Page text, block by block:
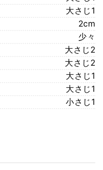
大さじ1
2cm
少々
大さじ2
大さじ2
大さじ1
大さじ1
小さじ1